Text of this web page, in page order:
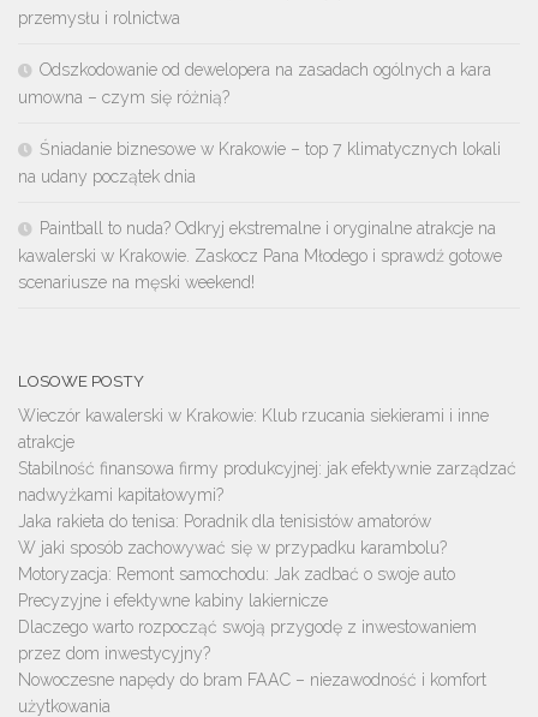
przemysłu i rolnictwa
Odszkodowanie od dewelopera na zasadach ogólnych a kara
umowna – czym się różnią?
Śniadanie biznesowe w Krakowie – top 7 klimatycznych lokali
na udany początek dnia
Paintball to nuda? Odkryj ekstremalne i oryginalne atrakcje na
kawalerski w Krakowie. Zaskocz Pana Młodego i sprawdź gotowe
scenariusze na męski weekend!
LOSOWE POSTY
Wieczór kawalerski w Krakowie: Klub rzucania siekierami i inne
atrakcje
Stabilność finansowa firmy produkcyjnej: jak efektywnie zarządzać
nadwyżkami kapitałowymi?
Jaka rakieta do tenisa: Poradnik dla tenisistów amatorów
W jaki sposób zachowywać się w przypadku karambolu?
Motoryzacja: Remont samochodu: Jak zadbać o swoje auto
Precyzyjne i efektywne kabiny lakiernicze
Dlaczego warto rozpocząć swoją przygodę z inwestowaniem
przez dom inwestycyjny?
Nowoczesne napędy do bram FAAC – niezawodność i komfort
użytkowania